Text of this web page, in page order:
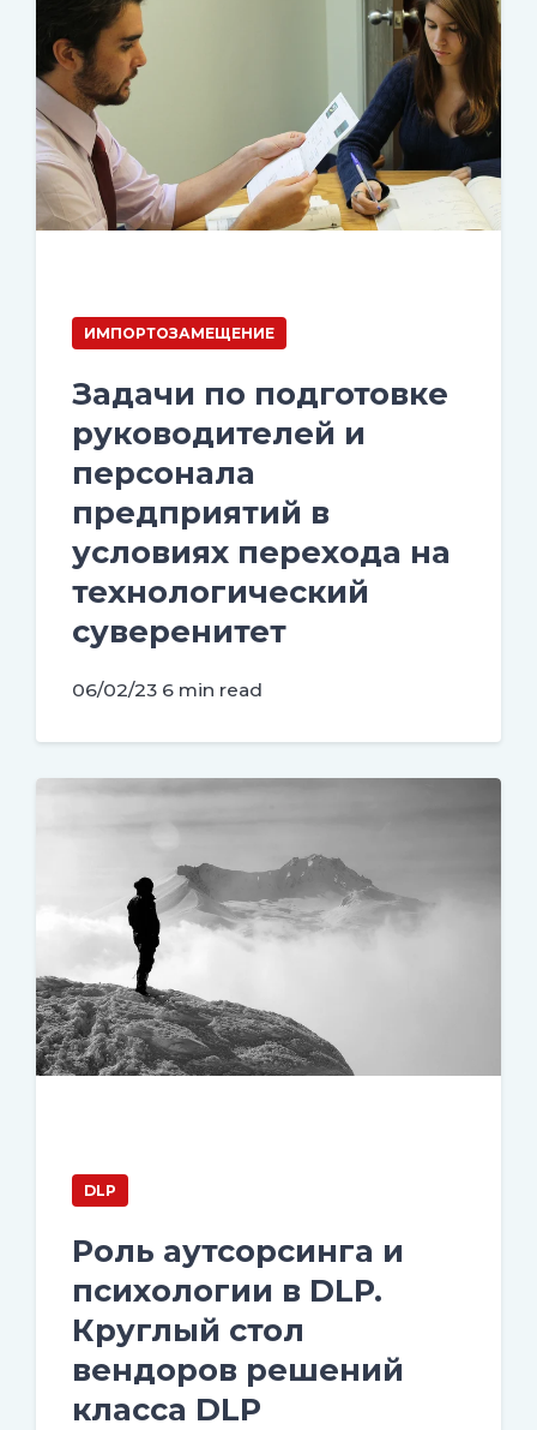
ИМПОРТОЗАМЕЩЕНИЕ
Задачи по подготовке
руководителей и
персонала
предприятий в
условиях перехода на
технологический
суверенитет
06/02/23 6 min read
DLP
Роль аутсорсинга и
психологии в DLP.
Круглый стол
вендоров решений
класса DLP